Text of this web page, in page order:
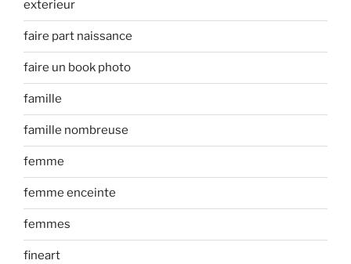
exterieur
faire part naissance
faire un book photo
famille
famille nombreuse
femme
femme enceinte
femmes
fineart